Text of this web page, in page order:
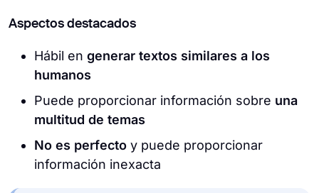
Aspectos destacados
Hábil en generar textos similares a los
humanos
Puede proporcionar información sobre una
multitud de temas
No es perfecto y puede proporcionar
información inexacta